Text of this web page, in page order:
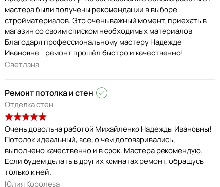
мастера были получены рекомендации в выборе
стройматериалов. Это очень важный момент, приехать в
магазин со своим списком необходимых материалов.
Благодаря профессиональному мастеру Надежде
Ивановне - ремонт прошёл быстро и качественно!
Светлана
Ремонт потолка и стен
Отделка стен
Очень довольна работой Михайленко Надежды Ивановны!
Потолок идеальный, все, о чем договаривались,
выполнено качественно и в срок. Мастера рекомендую.
Если будем делать в других комнатах ремонт, обращусь
только к ней.
Юлия Королева